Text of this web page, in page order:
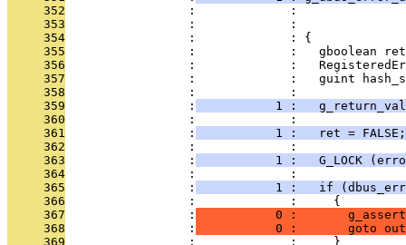
     352
:             :
     353
:             :
     354
                 :             : {
     355
:             :   gboolean
     356
:             :
     357
:             :   guint
     358
                 :             :
     359
                 :
1 :
     360
                 :             :
     361
                 :
           1 :   ret = FALSE;
     362
                 :             :
     363
                 :
1 :   G_LOCK
     364
                 :             :
     365
                 :
1 :   if
     366
                 :             :     {
     367
                 :
0 :
     368
                 :
0 :       goto
     369
                 :             :     }